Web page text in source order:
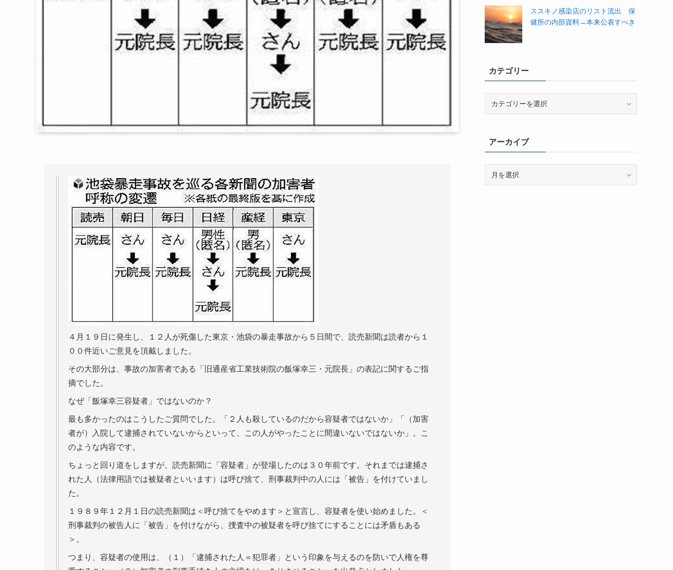
４月１９日に発生し、１２人が死傷した東京・池袋の暴走事故から５日間で、読売新聞は読者から１
００件近いご意見を頂戴しました。
その大部分は、事故の加害者である「旧通産省工業技術院の飯塚幸三・元院長」の表記に関するご指
摘でした。
なぜ「飯塚幸三容疑者」ではないのか？
最も多かったのはこうしたご質問でした。「２人も殺しているのだから容疑者ではないか」「（加害
者が）入院して逮捕されていないからといって、この人がやったことに間違いないではないか」。こ
のような内容です。
ちょっと回り道をしますが、読売新聞に「容疑者」が登場したのは３０年前です。それまでは逮捕さ
れた人（法律用語では被疑者といいます）は呼び捨て、刑事裁判中の人には「被告」を付けていまし
た。
１９８９年１２月１日の読売新聞は＜呼び捨てをやめます＞と宣言し、容疑者を使い始めました。＜
刑事裁判の被告人に「被告」を付けながら、捜査中の被疑者を呼び捨てにすることには矛盾もある
＞。
つまり、容疑者の使用は、（１）「逮捕された人＝犯罪者」という印象を与えるのを防いで人権を尊
ススキノ感染店のリスト流出 保
健所の内部資料→本来公表すべき
カテゴリー
ーアーカイブ